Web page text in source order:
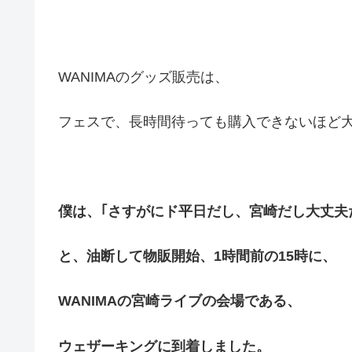
WANIMAのグッズ販売は、
フェスで、長時間待っても購入できないほど
僕は、｢さすがにド平日だし、宮崎だし大丈
と、油断して物販開始、1時間前の15時に、
WANIMAの宮崎ライブの会場である、
ウェザーキングに到着しました。